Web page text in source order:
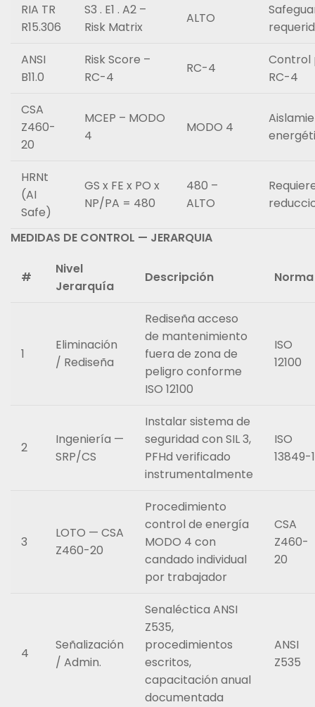
RIA TR
R15.306
S3 . E1 . A2 –
Risk Matrix
ALTO
ANSI
B11.0
Risk Score –
RC-4
RC-4
Control
RC-4
CSA
Z460-
20
MCEP – MODO
4
MODO 4
HRNt
(AI
Safe)
GS x FE x PO x
NP/PA = 480
480 –
ALTO
MEDIDAS DE CONTROL — JERARQUIA
#
Nivel
Jerarquía
Descripción Norma
1
Eliminación
/ Rediseña
Rediseña acceso
de mantenimiento
fuera de zona de
peligro conforme
ISO 12100
ISO
12100
2
Ingeniería —
SRP/CS
Instalar sistema de
seguridad con SIL 3,
PFHd verificado
instrumentalmente
ISO
13849-1
3
LOTO — CSA
Z460-20
Procedimiento
control de energía
MODO 4 con
candado individual
por trabajador
CSA
Z460-
20
4
Señalización
/ Admin.
Senaléctica ANSI
Z535,
procedimientos
escritos,
capacitación anual
documentada
ANSI
Z535